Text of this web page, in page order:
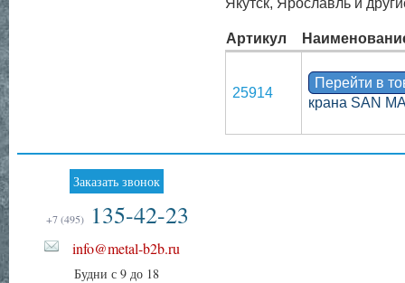
Якутск, Ярославль и
Артикул
25914
Перейти в
крана SAN
Заказать звонок
+7 (495) 135-42-23
info@metal-b2b.ru
Будни с 9 до 18